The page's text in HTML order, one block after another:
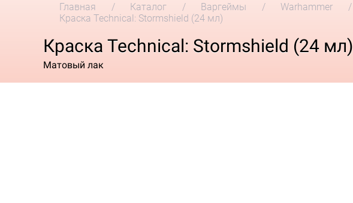
Главная Каталог Варгеймы Warhammer
Краска Technical: Stormshield (24 мл)
Краска Technical: Stormshield (24 мл)
Матовый лак